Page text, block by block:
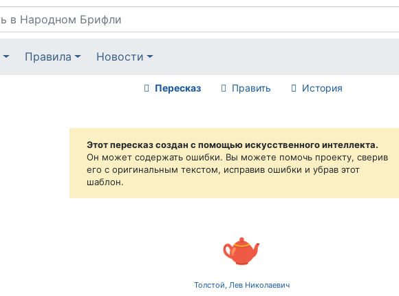
Правила Новости
Пересказ Править История
Этот пересказ создан с помощью искусственного интеллекта.
Он может содержать ошибки. Вы можете помочь проекту, сверив
его с оригинальным текстом, исправив ошибки и убрав этот
шаблон.
🫖
Толстой, Лев Николаевич